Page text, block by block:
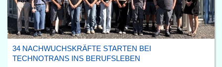
34 NACHWUCHSKRÄFTE STARTEN BEI
TECHNOTRANS INS BERUFSLEBEN